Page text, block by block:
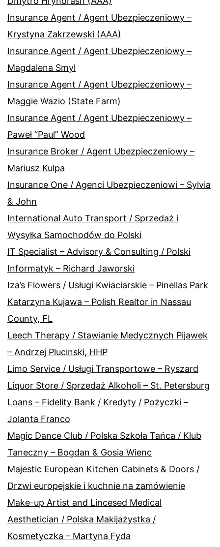
Insurance Agent / Agent Ubezpieczeniowy –
Krystyna Zakrzewski (AAA)
Insurance Agent / Agent Ubezpieczeniowy –
Magdalena Smyl
Insurance Agent / Agent Ubezpieczeniowy –
Maggie Wazio (State Farm)
Insurance Agent / Agent Ubezpieczeniowy –
Paweł “Paul” Wood
Insurance Broker / Agent Ubezpieczeniowy –
Mariusz Kulpa
Insurance One / Agenci Ubezpieczeniowi – Sylvia
& John
International Auto Transport / Sprzedaż i
Wysyłka Samochodów do Polski
IT Specialist – Advisory & Consulting / Polski
Informatyk – Richard Jaworski
Iza’s Flowers / Usługi Kwiaciarskie – Pinellas Park
Katarzyna Kujawa – Polish Realtor in Nassau
County, FL
Leech Therapy / Stawianie Medycznych Pijawek
– Andrzej Plucinski, HHP
Limo Service / Usługi Transportowe – Ryszard
Liquor Store / Sprzedaż Alkoholi – St. Petersburg
Loans – Fidelity Bank / Kredyty / Pożyczki –
Jolanta Franco
Magic Dance Club / Polska Szkoła Tańca / Klub
Taneczny – Bogdan & Gosia Wienc
Majestic European Kitchen Cabinets & Doors /
Drzwi europejskie i kuchnie na zamówienie
Make-up Artist and Lincesed Medical
Aesthetician / Polska Makijażystka /
Kosmetyczka – Martyna Fyda